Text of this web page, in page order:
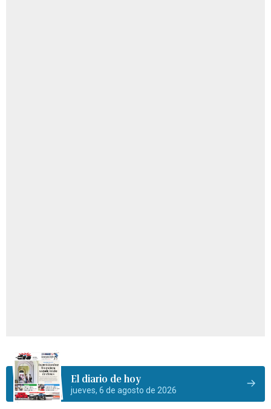
El diario de hoy
jueves, 6 de agosto de 2026